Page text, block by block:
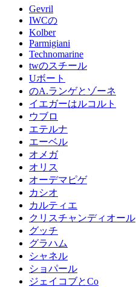
Gevril
IWCの
Kolber
Parmigiani
Technomarine
twのスチール
Uボート
のA.ランゲとゾーネ
イエガーはルコルト
ウブロ
エテルナ
エーベル
オメガ
オリス
オーデマピゲ
カシオ
カルティエ
クリスチャンディオール
グッチ
グラハム
シャネル
ショパール
ジェイコブとCo